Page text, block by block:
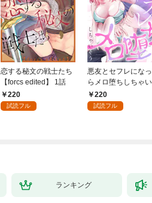
恋する秘文の戦士たち
【forcs edited】 1話
220
試読フル
悪友とセフレにな
らメロ堕ちしちゃい
う(1)
220
試読フル
ランキング